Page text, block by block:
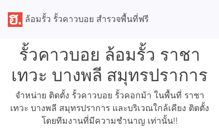
ล้อมรั้ว รั้วคาวบอย สำรวจพื้นที่ฟรี
รั้วคาวบอย ล้อมรั้ว ราชา
เทวะ บางพลี สมุทรปราการ
จำหน่าย ติดตั้ง รั้วคาวบอย รั้วคอกม้า ในพื้นที่ ราชา
เทวะ บางพลี สมุทรปราการ และบริเวณใกล้เคียง ติดตั้ง
โดยทีมงานที่มีความชำนาญ เท่านั้น!!